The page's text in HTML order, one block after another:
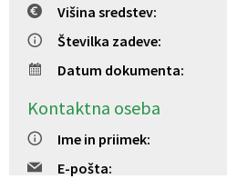
Višina sredstev:
Številka zadeve:
Datum dokumenta:
Kontaktna oseba
Ime in priimek:
E-pošta: